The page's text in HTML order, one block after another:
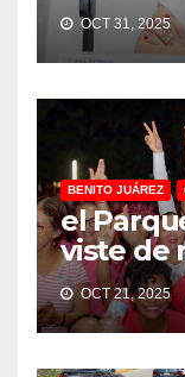
OCT 31, 2025
BENITO JUÁREZ
el
viste de
OCT 21, 2025